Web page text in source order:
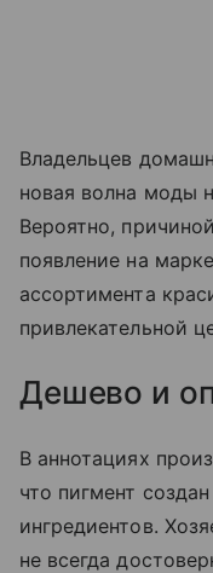
Владельцев
новая волна моды
Вероятно,
появление на
ассортимента
привлекательной
Дешево и
В аннотациях
что пигмент
ингредиентов.
не всегда